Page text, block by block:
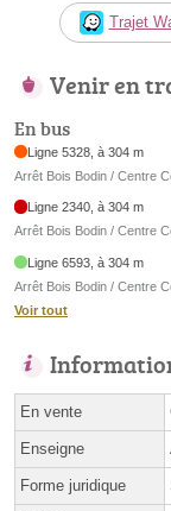
Trajet
Venir en
En bus
Ligne 5328, à 304 m
Arrêt Bois Bodin / Centre
Ligne 2340, à 304 m
Arrêt Bois Bodin / Centre
Ligne 6593, à 304 m
Arrêt Bois Bodin / Centre
Voir tout
En vente
Enseigne
Forme juridique